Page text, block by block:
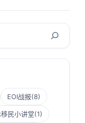
EOI战报(8)
民小讲堂(1)